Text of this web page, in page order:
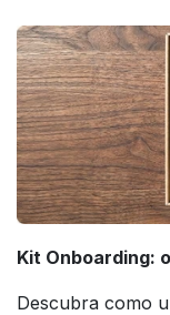
Kit Onboarding:
Descubra como